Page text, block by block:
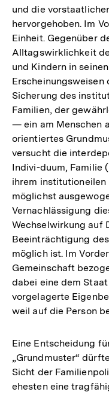
und die
hervorgehoben. Im
Einheit. Gegenüber
Alltagswirklichkeit
und Kindern in
Erscheinungsweisen
Sicherung des
Familien, der
— ein am Menschen
orientiertes
versucht die
Indivi-duum, Familie
ihrem institutioneilen
möglichst
Vernachlässigung
Wechselwirkung auf
Beeinträchtigung
möglich ist. Im
Gemeinschaft
dabei eine dem
vorgelagerte
weil auf die Person
Eine Entscheidung
„Grundmuster“
Sicht der
ehesten eine